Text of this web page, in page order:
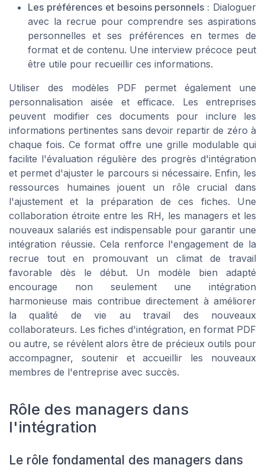
Les préférences et besoins personnels : Dialoguer
avec la recrue pour comprendre ses aspirations
personnelles et ses préférences en termes de
format et de contenu. Une interview précoce peut
être utile pour recueillir ces informations.
Utiliser des modèles PDF permet également une
personnalisation aisée et efficace. Les entreprises
peuvent modifier ces documents pour inclure les
informations pertinentes sans devoir repartir de zéro à
chaque fois. Ce format offre une grille modulable qui
facilite l'évaluation régulière des progrès d'intégration
et permet d'ajuster le parcours si nécessaire. Enfin, les
ressources humaines jouent un rôle crucial dans
l'ajustement et la préparation de ces fiches. Une
collaboration étroite entre les RH, les managers et les
nouveaux salariés est indispensable pour garantir une
intégration réussie. Cela renforce l'engagement de la
recrue tout en promouvant un climat de travail
favorable dès le début. Un modèle bien adapté
encourage non seulement une intégration
harmonieuse mais contribue directement à améliorer
la qualité de vie au travail des nouveaux
collaborateurs. Les fiches d'intégration, en format PDF
ou autre, se révèlent alors être de précieux outils pour
accompagner, soutenir et accueillir les nouveaux
membres de l'entreprise avec succès.
Rôle des managers dans
l'intégration
Le rôle fondamental des managers dans